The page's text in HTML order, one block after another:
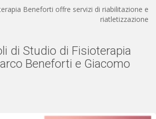
Beneforti offre servizi di riabilitazione e
riatletizzazione
di Studio di Fisioterapia
Beneforti e Giacomo